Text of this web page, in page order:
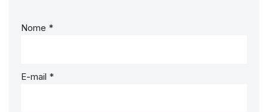
Nome *
E-mail *